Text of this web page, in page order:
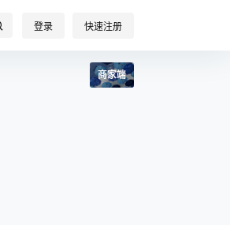
登录 快速注册
商家端